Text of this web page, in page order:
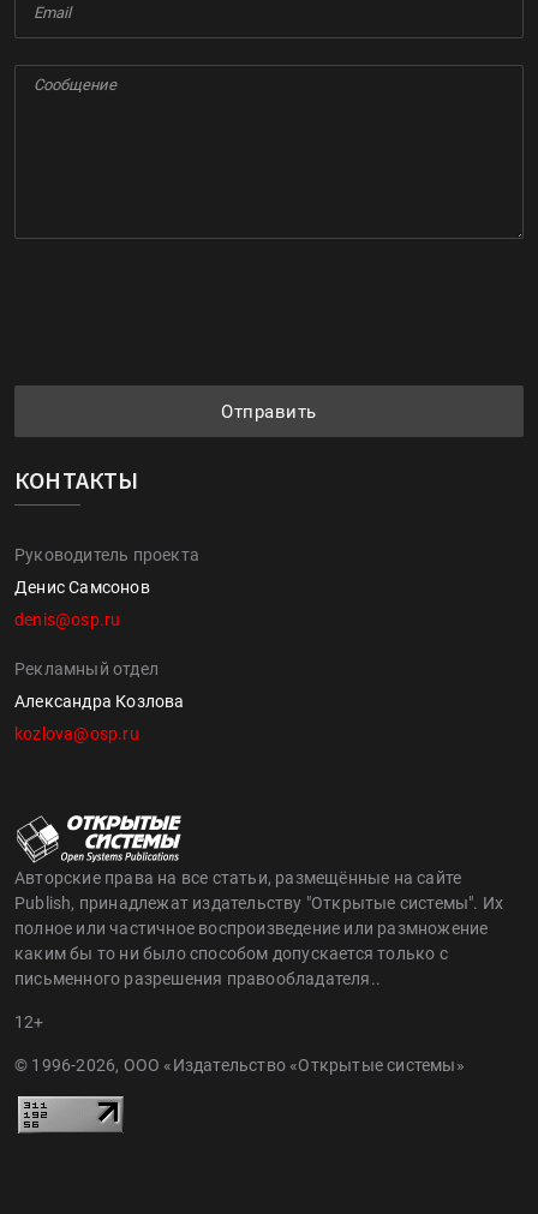
Отправить
КОНТАКТЫ
Руководитель проекта
Денис Самсонов
denis@osp.ru
Рекламный отдел
Александра Козлова
kozlova@osp.ru
Авторские права на все статьи, размещённые на сайте
Publish, принадлежат издательству "Открытые системы". Их
полное или частичное воспроизведение или размножение
каким бы то ни было способом допускается только с
письменного разрешения правообладателя..
12+
© 1996-2026, ООО «Издательство «Открытые системы»